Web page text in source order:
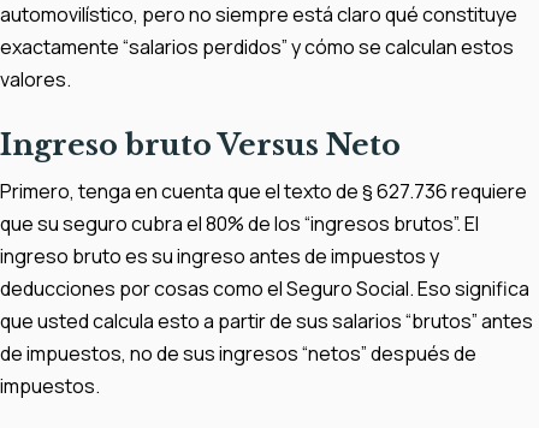
automovilístico, pero no siempre está claro qué constituye
exactamente “salarios perdidos” y cómo se calculan estos
valores.
Ingreso bruto Versus Neto
Primero, tenga en cuenta que el texto de § 627.736 requiere
que su seguro cubra el 80% de los “ingresos brutos”. El
ingreso bruto es su ingreso antes de impuestos y
deducciones por cosas como el Seguro Social. Eso significa
que usted calcula esto a partir de sus salarios “brutos” antes
de impuestos, no de sus ingresos “netos” después de
impuestos.